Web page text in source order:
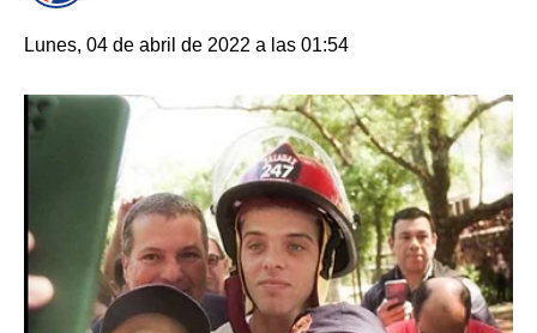
Lunes, 04 de abril de 2022 a las 01:54